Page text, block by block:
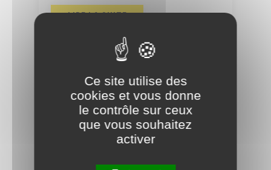
Ce site utilise des
cookies et vous donne
le contrôle sur ceux
que vous souhaitez
activer